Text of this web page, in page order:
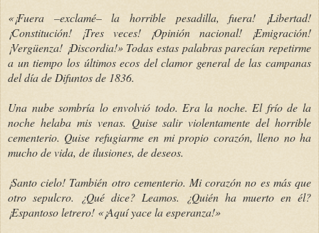
«¡Fuera –exclamé– la horrible pesadilla, fuera! ¡Libertad!
¡Constitución! ¡Tres veces! ¡Opinión nacional! ¡Emigración!
¡Vergüenza! ¡Discordia!» Todas estas palabras parecían repetirme
a un tiempo los últimos ecos del clamor general de las campanas
del día de Difuntos de 1836.
Una nube sombría lo envolvió todo. Era la noche. El frío de la
noche helaba mis venas. Quise salir violentamente del horrible
cementerio. Quise refugiarme en mi propio corazón, lleno no ha
mucho de vida, de ilusiones, de deseos.
¡Santo cielo! También otro cementerio. Mi corazón no es más que
otro sepulcro. ¿Qué dice? Leamos. ¿Quién ha muerto en él?
¡Espantoso letrero! «¡Aquí yace la esperanza!»